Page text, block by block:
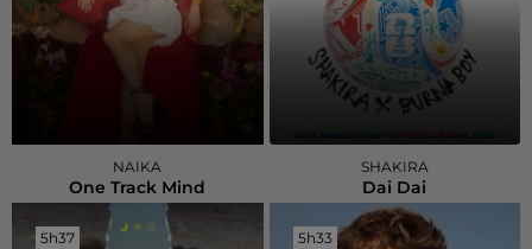
NAIKA
One Track Mind
SHAKIRA
Dai Dai
5h37
5h37 5h33
5h33